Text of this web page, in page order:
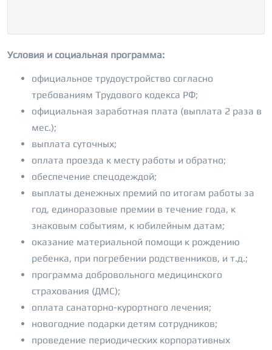
Условия и социальная программа:
официальное трудоустройство согласно
требованиям Трудового кодекса РФ;
официальная заработная плата (выплата 2 раза в
мес.);
выплата суточных;
оплата проезда к месту работы и обратно;
обеспечение спецодеждой;
выплаты денежных премий по итогам работы за
год, единоразовые премии в течение года, к
знаковым событиям, к юбилейным датам;
оказание материальной помощи к рождению
ребенка, при погребении родственников, и т.д.;
программа добровольного медицинского
страхования (ДМС);
оплата санаторно-курортного лечения;
новогодние подарки детям сотрудников;
проведение периодических корпоративных